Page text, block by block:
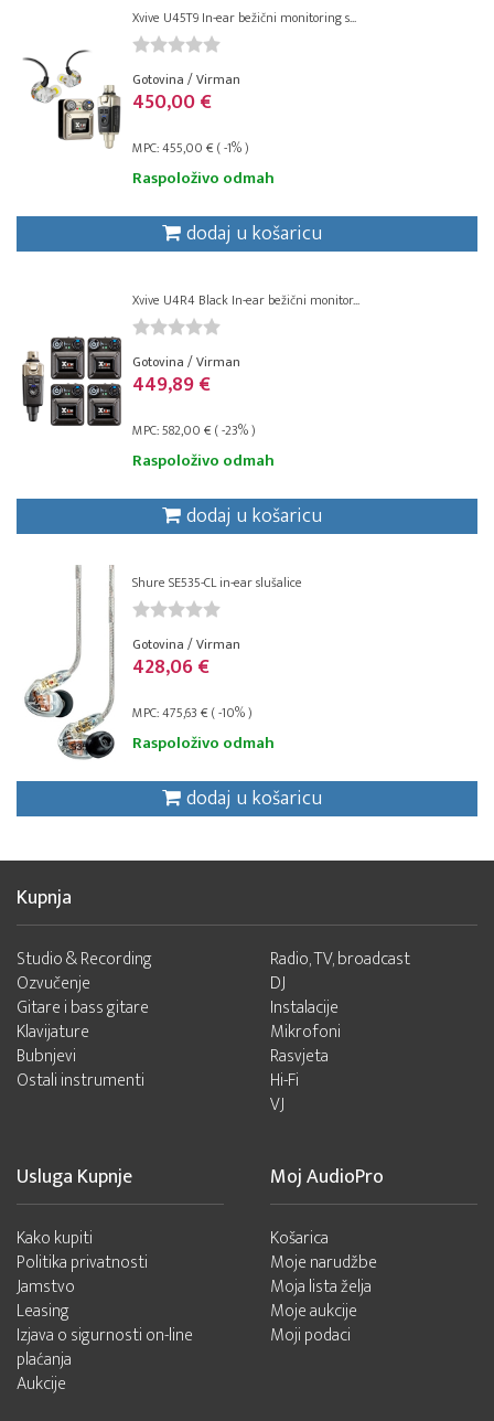
Xvive U45T9 In-ear bežični monitoring s...
Gotovina / Virman
450,00 €
MPC: 455,00 € ( -1% )
Raspoloživo odmah
dodaj u košaricu
Xvive U4R4 Black In-ear bežični monitor...
Gotovina / Virman
449,89 €
MPC: 582,00 € ( -23% )
Raspoloživo odmah
dodaj u košaricu
Shure SE535-CL in-ear slušalice
Gotovina / Virman
428,06 €
MPC: 475,63 € ( -10% )
Raspoloživo odmah
dodaj u košaricu
Kupnja
Studio & Recording
Ozvučenje
Gitare i bass gitare
Klavijature
Bubnjevi
Ostali instrumenti
Radio, TV, broadcast
DJ
Instalacije
Mikrofoni
Rasvjeta
Hi-Fi
VJ
Usluga Kupnje
Kako kupiti
Politika privatnosti
Jamstvo
Leasing
Izjava o sigurnosti on-line
plaćanja
Aukcije
Moj AudioPro
Košarica
Moje narudžbe
Moja lista želja
Moje aukcije
Moji podaci